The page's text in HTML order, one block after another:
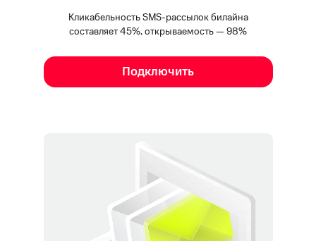
Кликабельность SMS-рассылок билайна
составляет 45%, открываемость — 98%
Подключить